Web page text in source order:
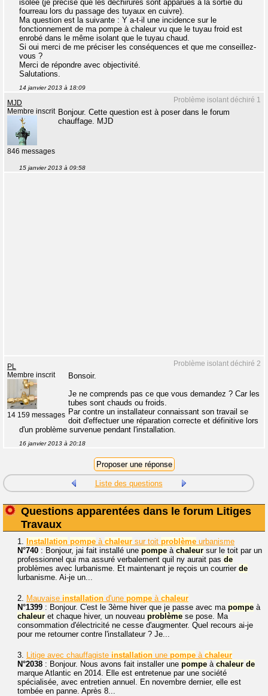
isolée (je précise que les déchirures sont apparues à la sortie du
fourreau lors du passage des tuyaux en cuivre).
Ma question est la suivante : Y a-t-il une incidence sur le
fonctionnement de ma pompe à chaleur vu que le tuyau froid est
enrobé dans le même isolant que le tuyau chaud.
Si oui merci de me préciser les conséquences et que me conseillez-
vous ?
Merci de répondre avec objectivité.
Salutations.
14 janvier 2013 à 18:09
Problème isolant déchiré 1
MJD
Membre inscrit
846 messages
Bonjour. Cette question est à poser dans le forum
chauffage. MJD
15 janvier 2013 à 09:58
Problème isolant déchiré 2
PL
Membre inscrit
14 159 messages
Bonsoir.
Je ne comprends pas ce que vous demandez ? Car les
tubes sont chauds ou froids.
Par contre un installateur connaissant son travail se
doit d'effectuer une réparation correcte et définitive lors
d'un problème survenue pendant l'installation.
16 janvier 2013 à 20:18
Liste des questions
Questions apparentées dans le forum Litiges
Travaux
1. Installation pompe à chaleur sur toit problème urbanisme
N°740 : Bonjour, jai fait installé une pompe à chaleur sur le toit par un
professionnel qui ma assuré verbalement quil ny aurait pas de
problèmes avec lurbanisme. Et maintenant je reçois un courrier de
lurbanisme. Ai-je un...
2. Mauvaise installation d'une pompe à chaleur
N°1399 : Bonjour. C'est le 3ème hiver que je passe avec ma pompe à
chaleur et chaque hiver, un nouveau problème se pose. Ma
consommation d'électricité ne cesse d'augmenter. Quel recours ai-je
pour me retourner contre l'installateur ? Je...
3. Litige avec chauffagiste installation une pompe à chaleur
N°2038 : Bonjour. Nous avons fait installer une pompe à chaleur de
marque Atlantic en 2014. Elle est entretenue par une société
spécialisée, avec entretien annuel. En novembre dernier, elle est
tombée en panne. Après 8...